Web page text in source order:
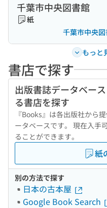
千葉市中央図書館
紙
千葉市中央
もっと
書店で探す
出版書誌データベース
る書店を探す
『Books』は各出版社から
ータベースです。 現在入手
ることができます。
紙
別の方法で探す
日本の古本屋
Google Book Search